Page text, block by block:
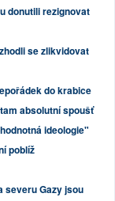
donutili rezignovat
se zlikvidovat
do krabice
absolutní spoušť
ideologie"
poblíž
severu Gazy jsou